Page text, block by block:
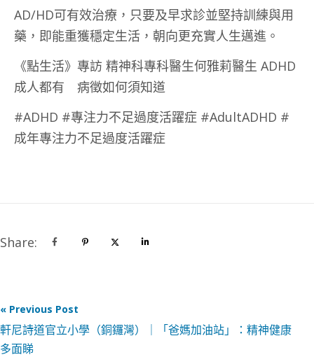
AD/HD可有效治療，只要及早求診並堅持訓練與用
藥，即能重獲穩定生活，朝向更充實人生邁進。
《點生活》專訪 精神科專科醫生何雅莉醫生 ADHD
成人都有 病徵如何須知道
#ADHD #專注力不足過度活躍症 #AdultADHD #
成年專注力不足過度活躍症
Share:
« Previous Post
軒尼詩道官立小學（銅鑼灣）｜「爸媽加油站」：精神健康
多面睇